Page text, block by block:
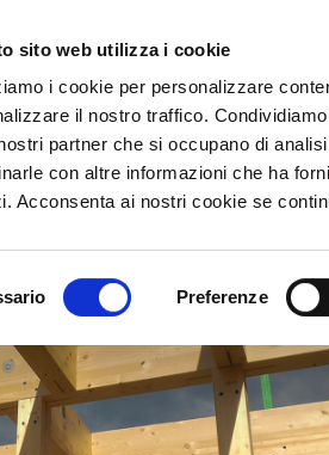
sito web utilizza i cookie
i cookie per personalizzare
il nostro traffico.
partner che si occupano di
con altre informazioni che ha
Acconsenta ai nostri cookie se
Preferenze